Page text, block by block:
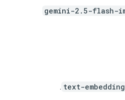
gemini-2.5-flash-
text-
.